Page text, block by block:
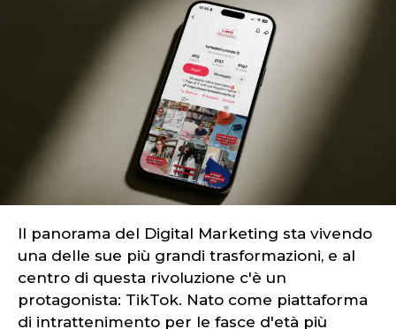
Il panorama del Digital Marketing sta vivendo
una delle sue più grandi trasformazioni, e al
centro di questa rivoluzione c'è un
protagonista: TikTok. Nato come piattaforma
di intrattenimento per le fasce d'età più